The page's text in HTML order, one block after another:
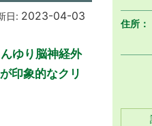
日: 2023-04-03
ゆり脳神経外
印象的なクリ
住所：